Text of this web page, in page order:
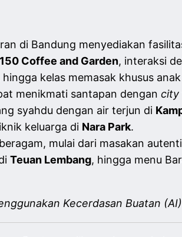
di Bandung menyediakan
150 Coffee and Garden, interaksi
hingga kelas memasak khusus
menikmati santapan dengan city
syahdu dengan air terjun di
keluarga di Nara Park.
mulai dari masakan
Teuan Lembang, hingga menu
Kecerdasan Buatan (AI)